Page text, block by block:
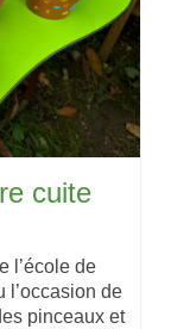
cuite
l’école de
l’occasion de
pinceaux et